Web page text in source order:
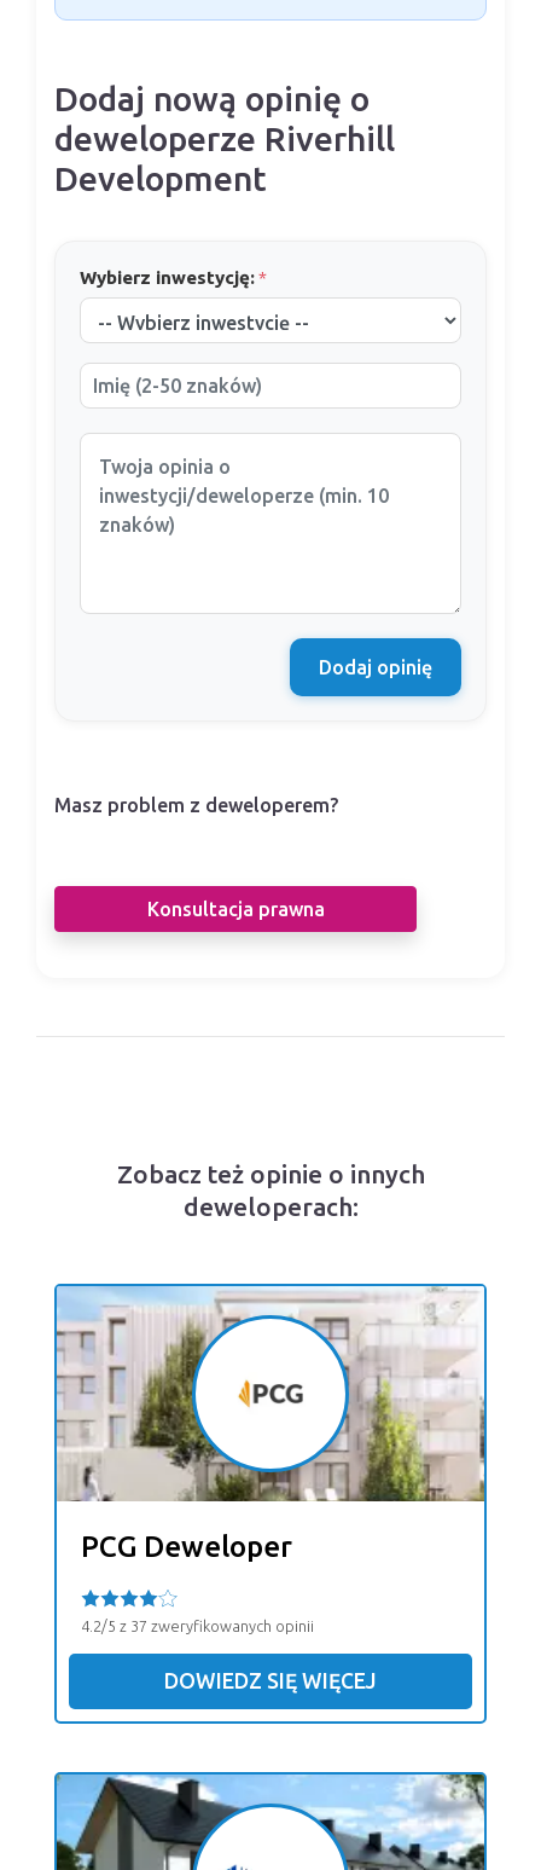
Dodaj nową opinię o
deweloperze Riverhill
Development
Wybierz inwestycję:*
Dodaj opinię
Masz problem z deweloperem?
Konsultacja prawna
Zobacz też opinie o innych
deweloperach:
PCG Deweloper
4.2/5 z 37 zweryfikowanych opinii
DOWIEDZ SIĘ WIĘCEJ